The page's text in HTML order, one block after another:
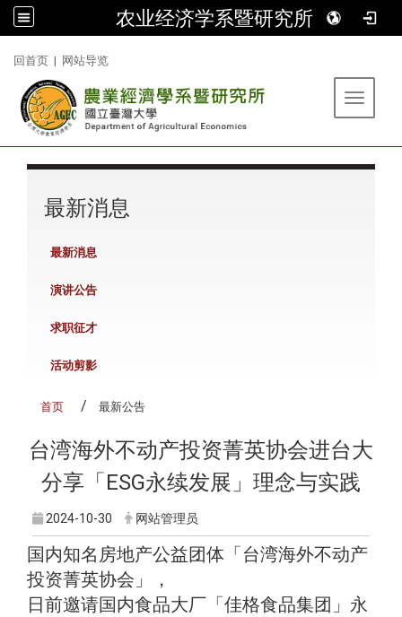
农业经济学系暨研究所
回首页 | 网站导览
Toggle
最新消息
最新消息
演讲公告
求职征才
活动剪影
首页 最新公告
台湾海外不动产投资菁英协会进台大
分享「ESG永续发展」理念与实践
2024-10-30 网站管理员
国内知名房地产公益团体「台湾海外不动产
投资菁英协会」，
日前邀请国内食品大厂「佳格食品集团」永